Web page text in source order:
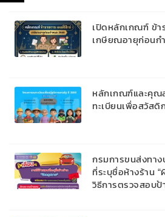
สูงสุด 10 ปี
เปิดหลักเกณฑ์ ข้า
เกษียณอายุก่อนก
หลักเกณฑ์และคุณ
ทะเบียนเพื่อสวัส
กรมการขนส่งทา
ที่ระบุชื่อห้างร้าน
วิธีการตรวจสอบ